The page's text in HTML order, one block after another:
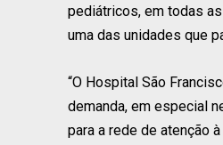
pediátricos, em todas
uma das unidades que
“O Hospital São
demanda, em especial
para a rede de atenção